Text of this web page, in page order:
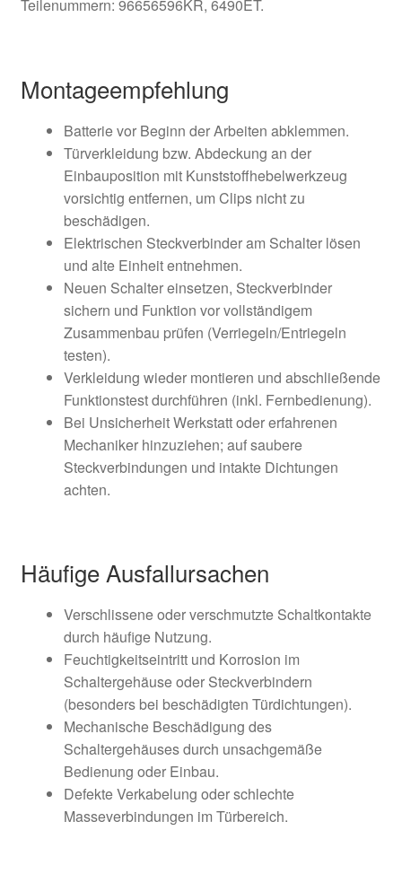
Teilenummern: 96656596KR, 6490ET.
Montageempfehlung
Batterie vor Beginn der Arbeiten abklemmen.
Türverkleidung bzw. Abdeckung an der
Einbauposition mit Kunststoffhebelwerkzeug
vorsichtig entfernen, um Clips nicht zu
beschädigen.
Elektrischen Steckverbinder am Schalter lösen
und alte Einheit entnehmen.
Neuen Schalter einsetzen, Steckverbinder
sichern und Funktion vor vollständigem
Zusammenbau prüfen (Verriegeln/Entriegeln
testen).
Verkleidung wieder montieren und abschließende
Funktionstest durchführen (inkl. Fernbedienung).
Bei Unsicherheit Werkstatt oder erfahrenen
Mechaniker hinzuziehen; auf saubere
Steckverbindungen und intakte Dichtungen
achten.
Häufige Ausfallursachen
Verschlissene oder verschmutzte Schaltkontakte
durch häufige Nutzung.
Feuchtigkeitseintritt und Korrosion im
Schaltergehäuse oder Steckverbindern
(besonders bei beschädigten Türdichtungen).
Mechanische Beschädigung des
Schaltergehäuses durch unsachgemäße
Bedienung oder Einbau.
Defekte Verkabelung oder schlechte
Masseverbindungen im Türbereich.